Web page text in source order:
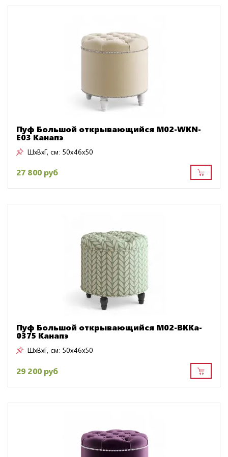
Пуф Большой открывающийся M02-WKN-
E03 Канапэ
ШxВxГ, см: 50x46x50
27 800 руб
Пуф Большой открывающийся M02-BKKa-
0375 Канапэ
ШxВxГ, см: 50x46x50
29 200 руб